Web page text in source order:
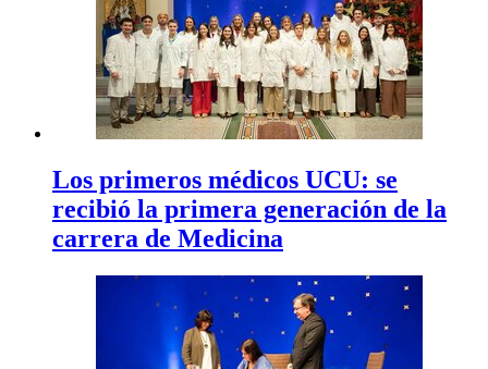
Los primeros médicos UCU: se
recibió la primera generación de la
carrera de Medicina